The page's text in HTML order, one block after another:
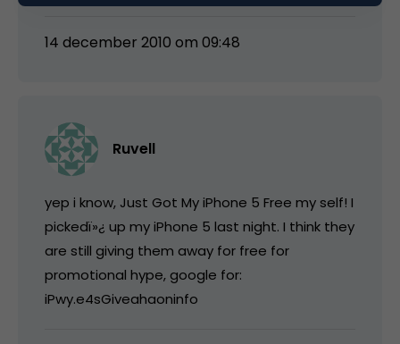
14 december 2010 om 09:48
Ruvell
yep i know, Just Got My iPhone 5 Free my self! I
pickedï»¿ up my iPhone 5 last night. I think they
are still giving them away for free for
promotional hype, google for:
iPwy.e4sGiveahaoninfo